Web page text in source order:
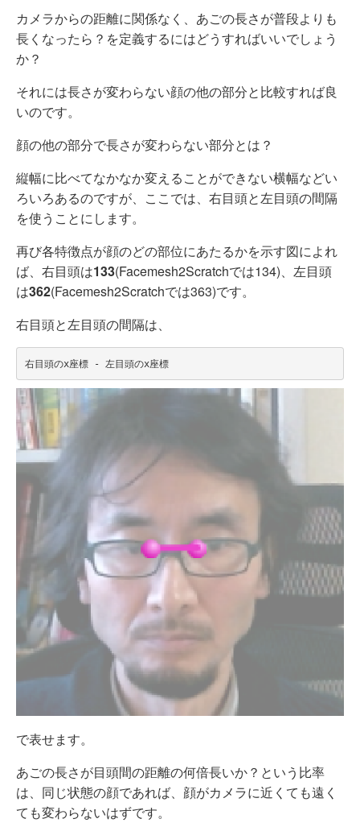
カメラからの距離に関係なく、あごの長さが普段よりも
長くなったら？を定義するにはどうすればいいでしょう
か？
それには長さが変わらない顔の他の部分と比較すれば良
いのです。
顔の他の部分で長さが変わらない部分とは？
縦幅に比べてなかなか変えることができない横幅などい
ろいろあるのですが、ここでは、右目頭と左目頭の間隔
を使うことにします。
再び各特徴点が顔のどの部位にあたるかを示す図によれ
ば、右目頭は133(Facemesh2Scratchでは134)、左目頭
は362(Facemesh2Scratchでは363)です。
右目頭と左目頭の間隔は、
右目頭のx座標 - 左目頭のx座標
で表せます。
あごの長さが目頭間の距離の何倍長いか？という比率
は、同じ状態の顔であれば、顔がカメラに近くても遠く
ても変わらないはずです。